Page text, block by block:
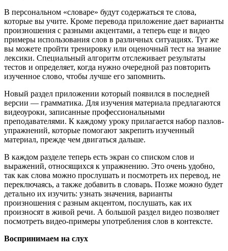
В персональном «словаре» будут содержаться те слова,
которые вы учите. Кроме перевода приложение дает варианты
произношения с разными акцентами, а теперь еще и видео
примеры использования слов в различных ситуациях. Тут же
вы можете пройти тренировку или оценочный тест на знание
лексики. Специальный алгоритм отслеживает результаты
тестов и определяет, когда нужно очередной раз повторить
изученное слово, чтобы лучше его запомнить.
Новый раздел приложении который появился в последней
версии — грамматика. Для изучения материала предлагаются
видеоуроки, записанные профессиональными
преподавателями. К каждому уроку прилагается набор пазлов-
упражнений, которые помогают закрепить изученный
материал, прежде чем двигаться дальше.
В каждом разделе теперь есть экран со списком слов и
выражений, относящихся к упражнению. Это очень удобно,
так как слова можно прослушать и посмотреть их перевод, не
переключаясь, а также добавить в словарь. Позже можно будет
детально их изучить: узнать значения, варианты
произношения с разным акцентом, послушать, как их
произносят в живой речи. А большой раздел видео позволяет
посмотреть видео-примеры употребления слов в контексте.
Воспринимаем на слух